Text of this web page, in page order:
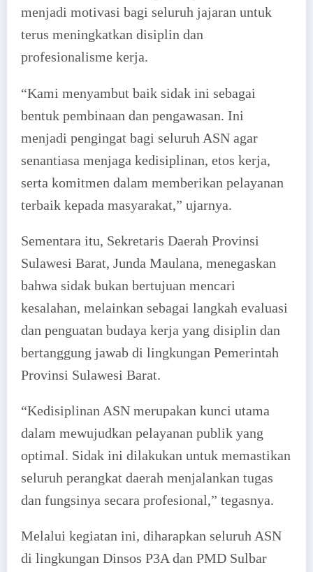
menjadi motivasi bagi seluruh jajaran untuk
terus meningkatkan disiplin dan
profesionalisme kerja.
“Kami menyambut baik sidak ini sebagai
bentuk pembinaan dan pengawasan. Ini
menjadi pengingat bagi seluruh ASN agar
senantiasa menjaga kedisiplinan, etos kerja,
serta komitmen dalam memberikan pelayanan
terbaik kepada masyarakat,” ujarnya.
Sementara itu, Sekretaris Daerah Provinsi
Sulawesi Barat, Junda Maulana, menegaskan
bahwa sidak bukan bertujuan mencari
kesalahan, melainkan sebagai langkah evaluasi
dan penguatan budaya kerja yang disiplin dan
bertanggung jawab di lingkungan Pemerintah
Provinsi Sulawesi Barat.
“Kedisiplinan ASN merupakan kunci utama
dalam mewujudkan pelayanan publik yang
optimal. Sidak ini dilakukan untuk memastikan
seluruh perangkat daerah menjalankan tugas
dan fungsinya secara profesional,” tegasnya.
Melalui kegiatan ini, diharapkan seluruh ASN
di lingkungan Dinsos P3A dan PMD Sulbar